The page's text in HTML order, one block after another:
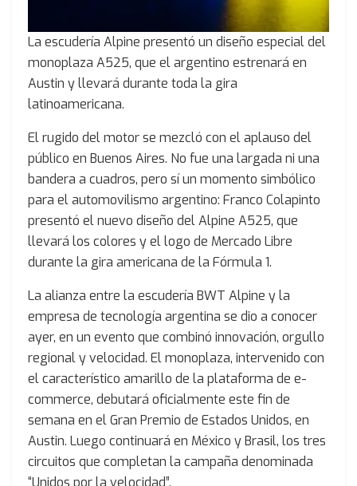
La escudería Alpine presentó un diseño especial del
monoplaza A525, que el argentino estrenará en
Austin y llevará durante toda la gira
latinoamericana.
El rugido del motor se mezcló con el aplauso del
público en Buenos Aires. No fue una largada ni una
bandera a cuadros, pero sí un momento simbólico
para el automovilismo argentino: Franco Colapinto
presentó el nuevo diseño del Alpine A525, que
llevará los colores y el logo de Mercado Libre
durante la gira americana de la Fórmula 1.
La alianza entre la escudería BWT Alpine y la
empresa de tecnología argentina se dio a conocer
ayer, en un evento que combinó innovación, orgullo
regional y velocidad. El monoplaza, intervenido con
el característico amarillo de la plataforma de e-
commerce, debutará oficialmente este fin de
semana en el Gran Premio de Estados Unidos, en
Austin. Luego continuará en México y Brasil, los tres
circuitos que completan la campaña denominada